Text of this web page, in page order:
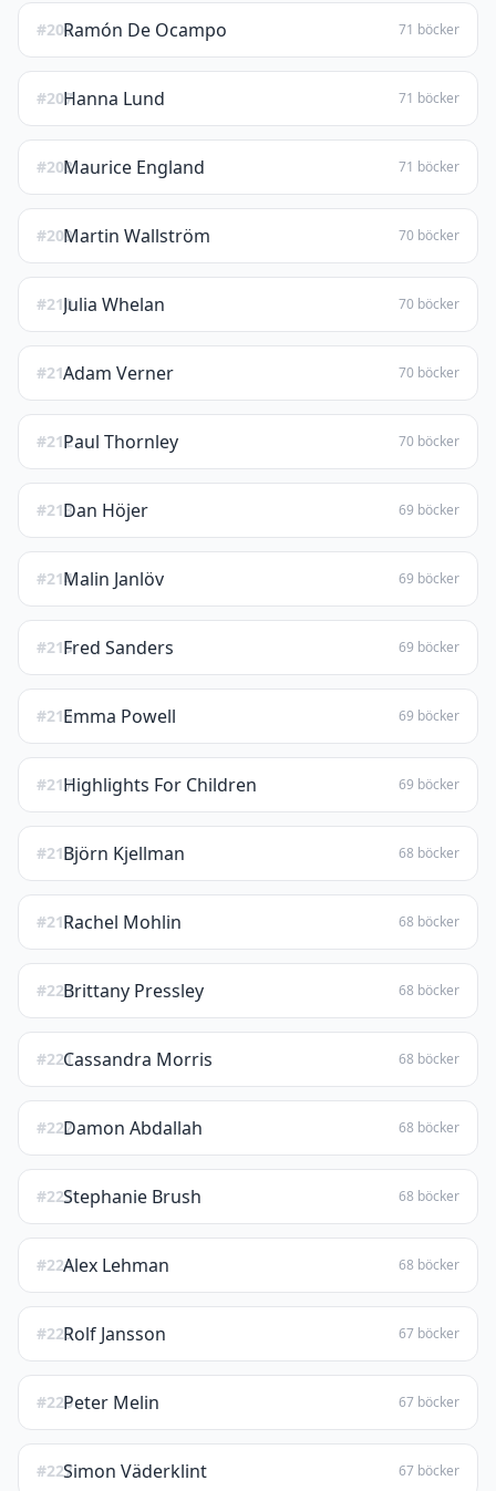
#206Ramón De Ocampo 71 böcker
#207Hanna Lund 71 böcker
#208Maurice England 71 böcker
#209Martin Wallström 70 böcker
#210Julia Whelan 70 böcker
#211Adam Verner 70 böcker
#212Paul Thornley 70 böcker
#213Dan Höjer 69 böcker
#214Malin Janlöv 69 böcker
#215Fred Sanders 69 böcker
#216Emma Powell 69 böcker
#217Highlights For Children 69 böcker
#218Björn Kjellman 68 böcker
#219Rachel Mohlin 68 böcker
#220Brittany Pressley 68 böcker
#221Cassandra Morris 68 böcker
#222Damon Abdallah 68 böcker
#223Stephanie Brush 68 böcker
#224Alex Lehman 68 böcker
#225Rolf Jansson 67 böcker
#226Peter Melin 67 böcker
#227Simon Väderklint 67 böcker